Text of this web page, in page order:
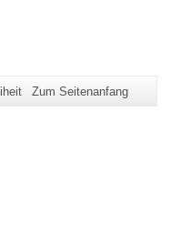
Zum Seitenanfang